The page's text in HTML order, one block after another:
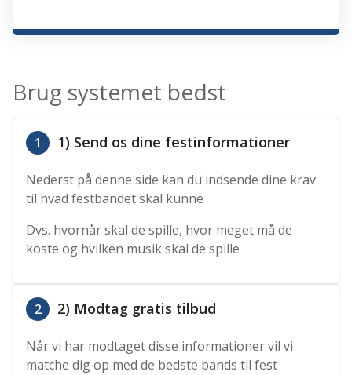
Brug systemet bedst
1 1) Send os dine festinformationer
Nederst på denne side kan du indsende dine krav
til hvad festbandet skal kunne
Dvs. hvornår skal de spille, hvor meget må de
koste og hvilken musik skal de spille
2 2) Modtag gratis tilbud
Når vi har modtaget disse informationer vil vi
matche dig op med de bedste bands til fest